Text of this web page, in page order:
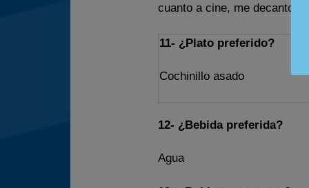
cuanto a cine, me decanto
11- ¿Plato preferido?
Cochinillo asado
12- ¿Bebida preferida?
Agua